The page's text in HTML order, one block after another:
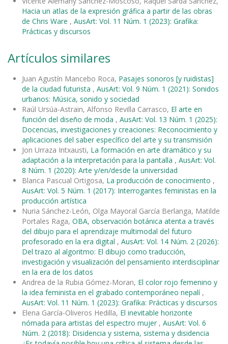
Hacia un atlas de la expresión gráfica a partir de las obras
de Chris Ware , AusArt: Vol. 11 Núm. 1 (2023): Grafika:
Prácticas y discursos
Artículos similares
Juan Agustín Mancebo Roca, Pasajes sonoros [y ruidistas]
de la ciudad futurista , AusArt: Vol. 9 Núm. 1 (2021): Sonidos
urbanos: Música, sonido y sociedad
Raúl Ursúa-Astrain, Alfonso Revilla Carrasco, El arte en
función del diseño de moda , AusArt: Vol. 13 Núm. 1 (2025):
Docencias, investigaciones y creaciones: Reconocimiento y
aplicaciones del saber específico del arte y su transmisión
Jon Urraza Intxausti, La formación en arte dramático y su
adaptación a la interpretación para la pantalla , AusArt: Vol.
8 Núm. 1 (2020): Arte y/en/desde la universidad
Blanca Pascual Ortigosa, La producción de conocimiento ,
AusArt: Vol. 5 Núm. 1 (2017): Interrogantes feministas en la
producción artística
Nuria Sánchez-León, Olga Mayoral García Berlanga, Matilde
Portales Raga, OBA, observación botánica atenta a través
del dibujo para el aprendizaje multimodal del futuro
profesorado en la era digital , AusArt: Vol. 14 Núm. 2 (2026):
Del trazo al algoritmo: El dibujo como traducción,
investigación y visualización del pensamiento interdisciplinar
en la era de los datos
Andrea de la Rubia Gómez-Moran, El color rojo femenino y
la idea feminista en el grabado contemporáneo nepalí ,
AusArt: Vol. 11 Núm. 1 (2023): Grafika: Prácticas y discursos
Elena García-Oliveros Hedilla, El inevitable horizonte
nómada para artistas del espectro mujer , AusArt: Vol. 6
Núm. 2 (2018): Disidencia y sistema, sistema y disidencia